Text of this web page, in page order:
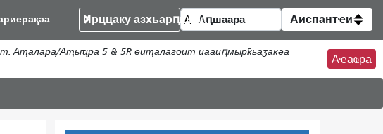
Ирццаку азхьарԥшқәа Аиспантҽи
Аҭалара/Аҭыҵра 5 & 5R еиҭалагоит иааиԥмырҟьаӡакәа
Аҽаҩра